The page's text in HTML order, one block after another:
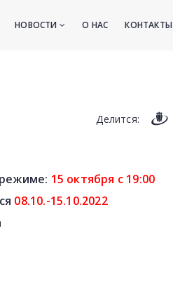
НОВОСТИ О НАС КОНТАКТЫ
Делится:
15 октября с 19:00
08.10.-15.10.2022